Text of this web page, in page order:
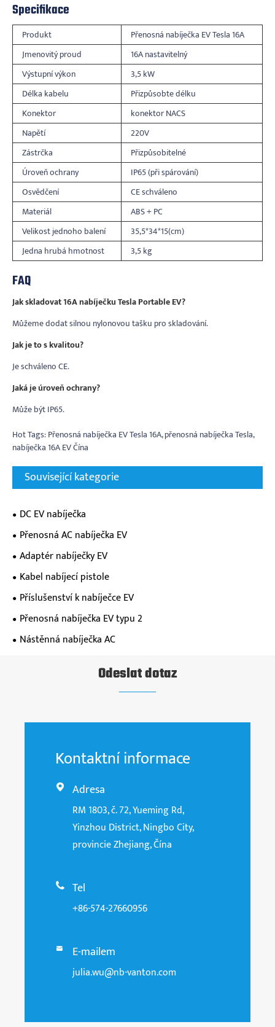
Specifikace
Produkt
Přenosná nabíječka EV Tesla 16A
Jmenovitý proud
16A nastavitelný
Výstupní výkon
3,5 kW
Délka kabelu
Přizpůsobte délku
Konektor
konektor NACS
Napětí
220V
Zástrčka
Přizpůsobitelné
Úroveň ochrany
IP65 (při spárování)
Osvědčení
CE schváleno
Materiál
ABS + PC
Velikost jednoho balení
35,5*34*15(cm)
Jedna hrubá hmotnost
3,5 kg
FAQ
Jak skladovat 16A nabíječku Tesla Portable EV?
Můžeme dodat silnou nylonovou tašku pro skladování.
Jak je to s kvalitou?
Je schváleno CE.
Jaká je úroveň ochrany?
Může být IP65.
Hot Tags: Přenosná nabíječka EV Tesla 16A, přenosná nabíječka Tesla,
nabíječka 16A EV Čína
Související kategorie
DC EV nabíječka
Přenosná AC nabíječka EV
Adaptér nabíječky EV
Kabel nabíjecí pistole
Příslušenství k nabíječce EV
Přenosná nabíječka EV typu 2
Nástěnná nabíječka AC
Odeslat dotaz
Kontaktní informace
 Adresa
RM 1803, č. 72, Yueming Rd,
Yinzhou District, Ningbo City,
provincie Zhejiang, Čína
 Tel
+86-574-27660956
 E-mailem
julia.wu@nb-vanton.com